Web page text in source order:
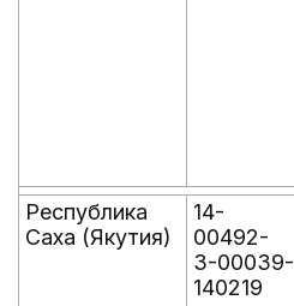
Республика
Саха (Якутия)
14-
00492-
З-00039-
140219